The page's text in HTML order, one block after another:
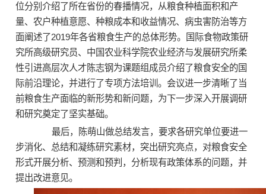
位分别介绍了所在省份的春播情况，从粮食种植面积和产
量、农户种植意愿、种粮成本和收益情况、病虫害防治等方
面阐述了2019年各省粮食生产的总体形势。国际食物政策研
究所高级研究员、中国农业科学院农业经济与发展研究所柔
性引进高层次人才陈志钢为课题组成员介绍了粮食安全的国
际前沿理论，并进行了专项方法培训。会议进一步清晰了当
前粮食生产面临的新形势和新问题，为下一步深入开展调研
和研究奠定了坚实基础。
最后，陈萌山做总结发言，要求各研究单位要进一
步消化、总结和凝练研究素材，突出研究亮点，对粮食安全
形式开展分析、预测和预判，分析现有政策体系的问题，并
提出改进意见。